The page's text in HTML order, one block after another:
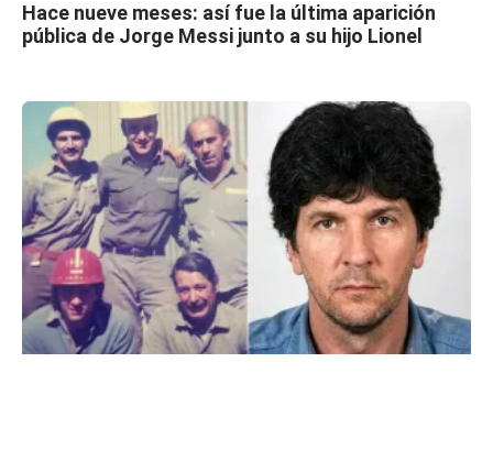
Hace nueve meses: así fue la última aparición
pública de Jorge Messi junto a su hijo Lionel